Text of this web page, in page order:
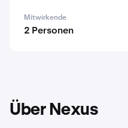
Mitwirkende
2 Personen
Über Nexus